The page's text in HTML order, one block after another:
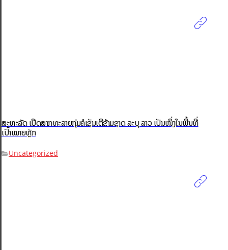
ສະຫະລັດ ເປີດສາກທະລາຍກຸ່ມຄໍເຊັນເຕີຂ້າມຊາດ ລະບຸ ລາວ ເປັນໜຶ່ງໃນພື້ນທີ່
ເປົ້າໝາຍຫຼັກ
Uncategorized